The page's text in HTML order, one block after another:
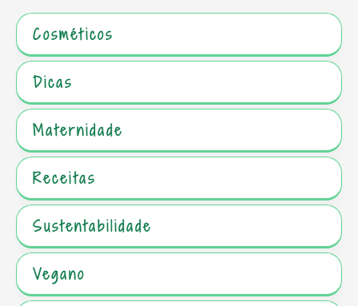
Cosméticos
Dicas
Maternidade
Receitas
Sustentabilidade
Vegano